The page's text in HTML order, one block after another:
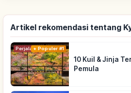
Artikel rekomendasi tentang
PerjalananPopuler #1
10 Kuil & Jinja
Pemula